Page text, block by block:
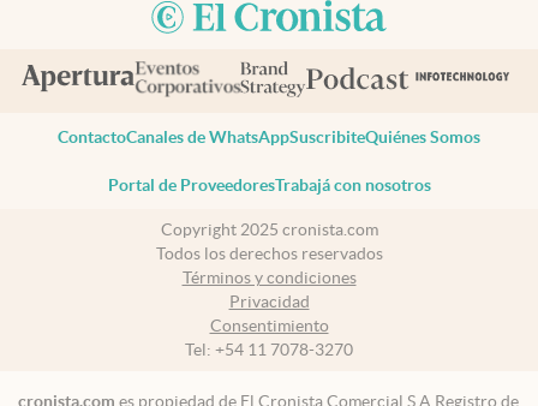
ContactoCanales de WhatsAppSuscribiteQuiénes Somos
Portal de ProveedoresTrabajá con nosotros
Copyright 2025 cronista.com
Todos los derechos reservados
Términos y condiciones
Privacidad
Consentimiento
Tel: +54 11 7078-3270
cronista.com es propiedad de El Cronista Comercial S.A Registro de